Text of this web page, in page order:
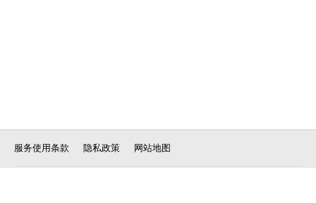
服务使用条款 隐私政策 网站地图